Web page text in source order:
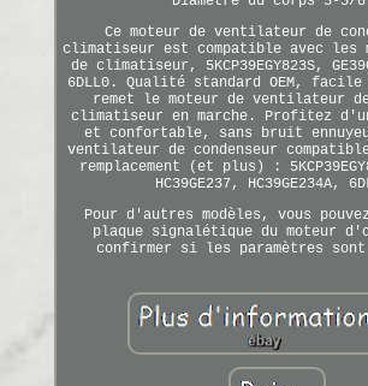
Ce moteur de ventilateur de
climatiseur est compatible avec les
de climatiseur, 5KCP39EGY823S,
6DLL0. Qualité standard OEM,
remet le moteur de ventilateur
climatiseur en marche. Profitez
et confortable, sans bruit
ventilateur de condenseur
remplacement (et plus) :
HC39GE237, HC39GE234A,
Pour d'autres modèles, vous
plaque signalétique du moteur
confirmer si les paramètres sont